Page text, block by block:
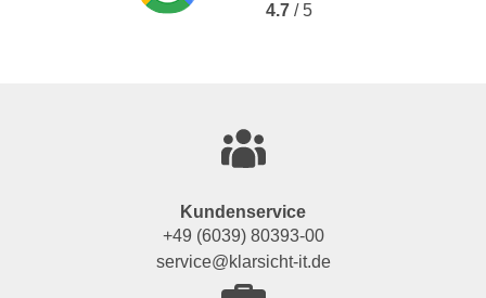
4.7 / 5
Kundenservice
+49 (6039) 80393-00
service@klarsicht-it.de